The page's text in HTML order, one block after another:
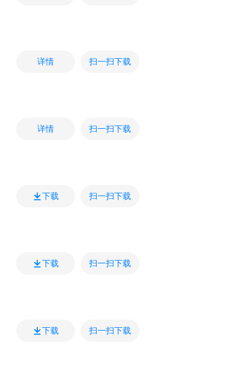
详情 扫一扫下载
详情 扫一扫下载
下载 扫一扫下载
下载 扫一扫下载
下载 扫一扫下载